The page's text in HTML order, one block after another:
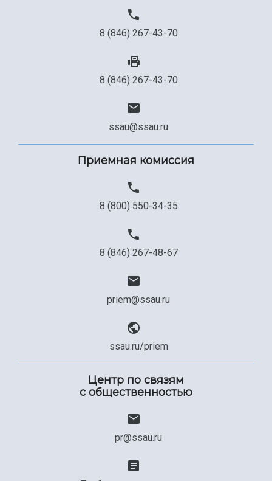
8 (846) 267-43-70
8 (846) 267-43-70
ssau@ssau.ru
Приемная комиссия
8 (800) 550-34-35
8 (846) 267-48-67
priem@ssau.ru
ssau.ru/priem
Центр по связям
с общественностью
pr@ssau.ru